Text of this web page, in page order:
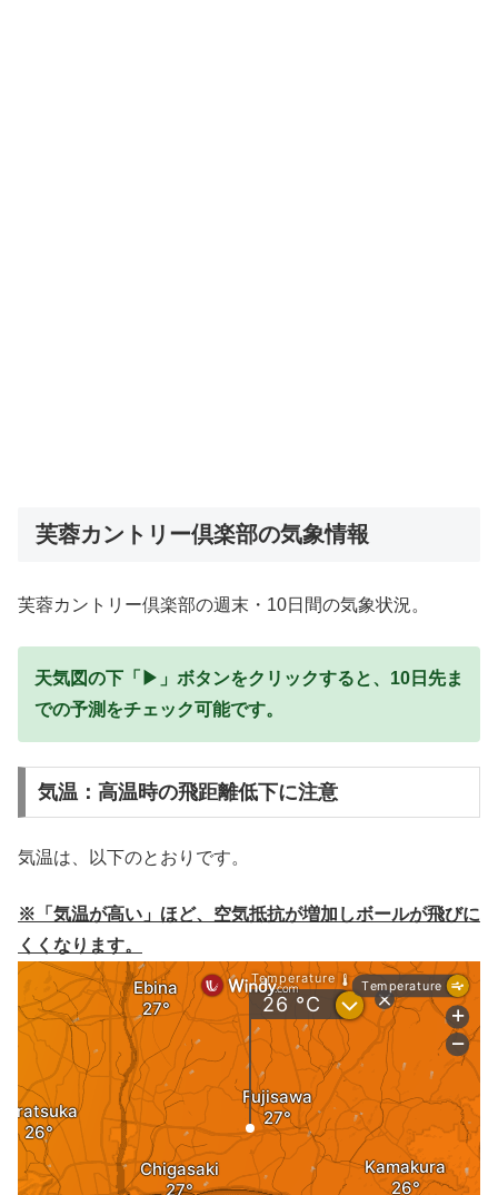
芙蓉カントリー倶楽部の気象情報
芙蓉カントリー倶楽部の週末・10日間の気象状況。
天気図の下「▶」ボタンをクリックすると、10日先ま
での予測をチェック可能です。
気温：高温時の飛距離低下に注意
気温は、以下のとおりです。
※「気温が高い」ほど、空気抵抗が増加しボールが飛びに
くくなります。